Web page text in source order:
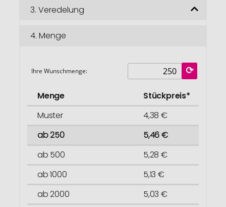
3. Veredelung
4. Menge
Ihre Wunschmenge:
Menge
Stückpreis*
Muster
4,38 €
ab 250
5,46 €
ab 500
5,28 €
ab 1000
5,13 €
ab 2000
5,03 €